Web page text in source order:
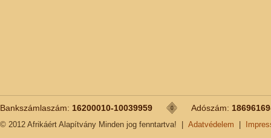
Bankszámlaszám: 16200010-10039959 Adószám:
© 2012 Afrikáért Alapítvány Minden jog fenntartva! Adatvédelem